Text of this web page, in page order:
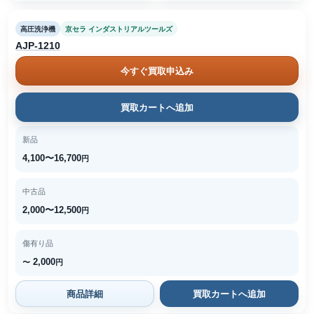
高圧洗浄機 京セラ インダストリアルツールズ
AJP-1210
今すぐ買取申込み
買取カートへ追加
新品
4,100〜16,700円
中古品
2,000〜12,500円
傷有り品
〜 2,000円
商品詳細 買取カートへ追加